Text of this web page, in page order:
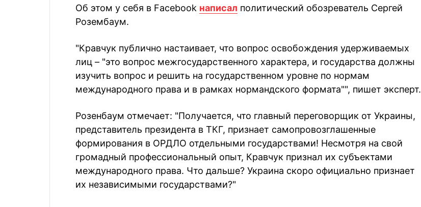
Об этом у себя в Facebook написал политический обозреватель Сергей
Розембаум.
"Кравчук публично настаивает, что вопрос освобождения удерживаемых
лиц – "это вопрос межгосударственного характера, и государства должны
изучить вопрос и решить на государственном уровне по нормам
международного права и в рамках нормандского формата"", пишет эксперт.
Розенбаум отмечает: "Получается, что главный переговорщик от Украины,
представитель президента в ТКГ, признает самопровозглашенные
формирования в ОРДЛО отдельными государствами! Несмотря на свой
громадный профессиональный опыт, Кравчук признал их субъектами
международного права. Что дальше? Украина скоро официально признает
их независимыми государствами?"